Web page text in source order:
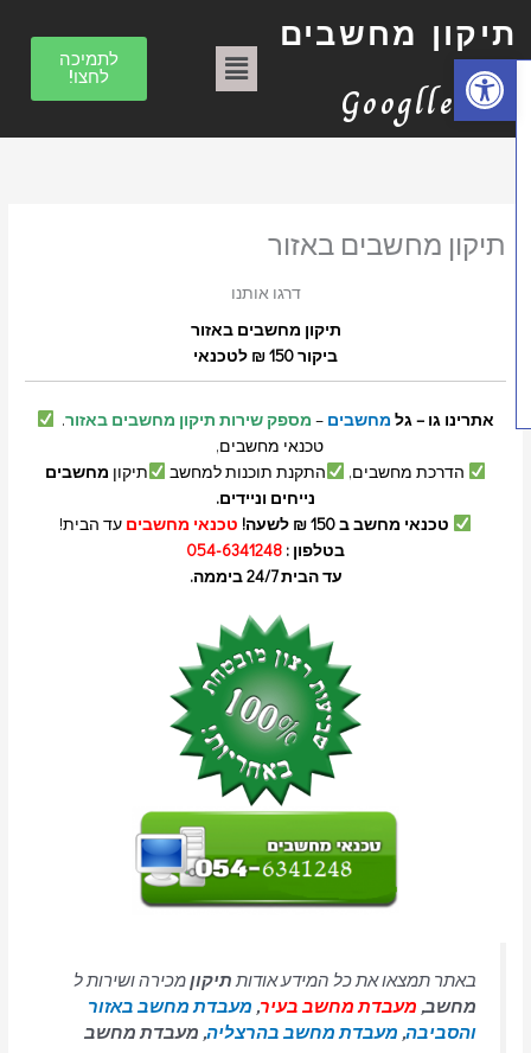
פתח סרגל נגישות
מחשבים
Googlle
תפריט
לתמיכה
לחצו!
תיקון מחשבים באזור
דרגו אותנו
תיקון מחשבים באזור
ביקור 150 ₪ לטכנאי
אתרינו גו – גלמחשבים– מספק שירות תיקון מחשבים באזור.
טכנאי מחשבים,
הדרכת מחשבים,
התקנת תוכנות למחשב תיקוןמחשבים
נייחים וניידים.
טכנאי מחשב ב 150 ₪ לשעה!
טכנאי מחשביםעד הבית!
בטלפון :054-6341248
עד הבית 24/7 ביממה.
באתר תמצאו את כל המידע אודותתיקוןמכירה ושירות ל
מחשב,מעבדת מחשב בעיר,מעבדת מחשב באזור
והסביבה,מעבדת מחשב בהרצליה, מעבדת מחשב
מונח:
טכנאי
מחשבים
מונח:
תיקון
מחשב
מונח:
תיקון
מחשבים
מונח:
טכנאי
מחשבים
אביב
מונח:
תיקון
מחשבים
אביב
מונח:
תיקון
מחשב
אביב
מונח:
תיקון
מחשב
ט
ר